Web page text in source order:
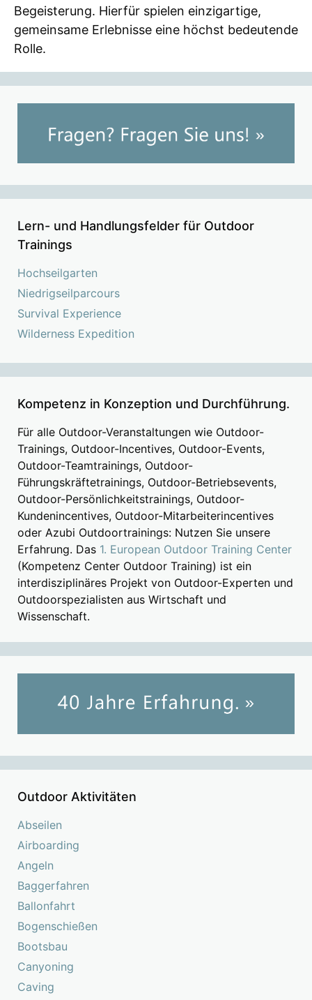
Begeisterung. Hierfür spielen einzigartige,
gemeinsame Erlebnisse eine höchst bedeutende
Rolle.
Lern- und Handlungsfelder für Outdoor
Trainings
Hochseilgarten
Niedrigseilparcours
Survival Experience
Wilderness Expedition
Kompetenz in Konzeption und Durchführung.
Für alle Outdoor-Veranstaltungen wie Outdoor-
Trainings, Outdoor-Incentives, Outdoor-Events,
Outdoor-Teamtrainings, Outdoor-
Führungskräftetrainings, Outdoor-Betriebsevents,
Outdoor-Persönlichkeitstrainings, Outdoor-
Kundenincentives, Outdoor-Mitarbeiterincentives
oder Azubi Outdoortrainings: Nutzen Sie unsere
Erfahrung. Das 1. European Outdoor Training Center
(Kompetenz Center Outdoor Training) ist ein
interdisziplinäres Projekt von Outdoor-Experten und
Outdoorspezialisten aus Wirtschaft und
Wissenschaft.
Outdoor Aktivitäten
Abseilen
Airboarding
Angeln
Baggerfahren
Ballonfahrt
Bogenschießen
Bootsbau
Canyoning
Caving